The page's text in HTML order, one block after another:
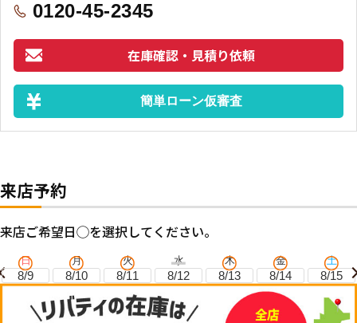
0120-45-2345
在庫確認・見積り依頼
簡単ローン仮審査
来店予約
来店ご希望日◯を選択してください。
日
8/9
月
8/10
火
8/11
水
8/12
木
8/13
金
8/14
土
8/15